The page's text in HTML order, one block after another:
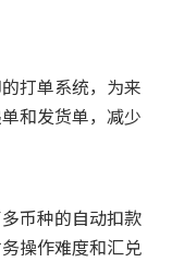
打单系统，为来
和发货单，减少
币种的自动扣款
操作难度和汇兑